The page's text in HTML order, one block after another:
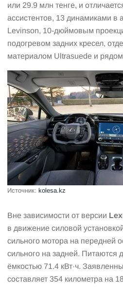
или 29.9 млн тенге, и
ассистентов, 13 динамиками в
Levinson, 10-дюймовым
подогревом задних кресел,
материалом Ultrasuede и рядом
Источник: kolesa.kz
Вне зависимости от версии
в движение силовой
сильного мотора на передней
сильного на задней. Питаются
ёмкостью 71.4 кВт·ч.
составляет 354 километра на